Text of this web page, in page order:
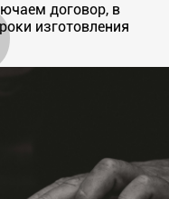
договор, в
изготовления